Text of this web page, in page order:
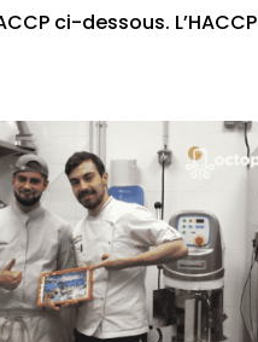
ci-dessous. L’HACCP